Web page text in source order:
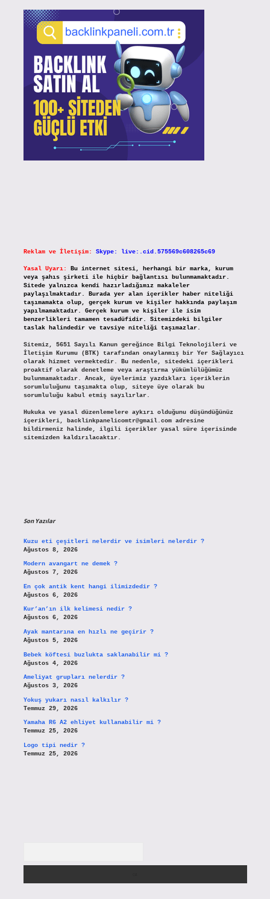
Reklam ve İletişim: Skype: live:.cid.575569c608265c69
Yasal Uyarı:
Bu internet sitesi, herhangi bir marka, kurum
veya şahıs şirketi ile hiçbir bağlantısı bulunmamaktadır.
Sitede yalnızca kendi hazırladığımız makaleler
paylaşılmaktadır. Burada yer alan içerikler haber niteliği
taşımamakta olup, gerçek kurum ve kişiler hakkında paylaşım
yapılmamaktadır. Gerçek kurum ve kişiler ile isim
benzerlikleri tamamen tesadüfidir. Sitemizdeki bilgiler
taslak halindedir ve tavsiye niteliği taşımazlar.
Sitemiz, 5651 Sayılı Kanun gereğince Bilgi Teknolojileri ve
İletişim Kurumu (BTK) tarafından onaylanmış bir Yer Sağlayıcı
olarak hizmet vermektedir. Bu nedenle, sitedeki içerikleri
proaktif olarak denetleme veya araştırma yükümlülüğümüz
bulunmamaktadır. Ancak, üyelerimiz yazdıkları içeriklerin
sorumluluğunu taşımakta olup, siteye üye olarak bu
sorumluluğu kabul etmiş sayılırlar.
Hukuka ve yasal düzenlemelere aykırı olduğunu düşündüğünüz
içerikleri,
backlinkpanelicomtr@gmail.comadresine
bildirmeniz halinde, ilgili içerikler yasal süre içerisinde
sitemizden kaldırılacaktır.
Son Yazılar
Kuzu eti çeşitleri nelerdir ve isimleri nelerdir ?
Ağustos 8, 2026
Modern avangart ne demek ?
Ağustos 7, 2026
En çok antik kent hangi ilimizdedir ?
Ağustos 6, 2026
Kur’an’ın ilk kelimesi nedir ?
Ağustos 6, 2026
Ayak mantarına en hızlı ne geçirir ?
Ağustos 5, 2026
Bebek köftesi buzlukta saklanabilir mi ?
Ağustos 4, 2026
Ameliyat grupları nelerdir ?
Ağustos 3, 2026
Yokuş yukarı nasıl kalkılır ?
Temmuz 29, 2026
Yamaha R6 A2 ehliyet kullanabilir mi ?
Temmuz 25, 2026
Logo tipi nedir ?
Temmuz 25, 2026